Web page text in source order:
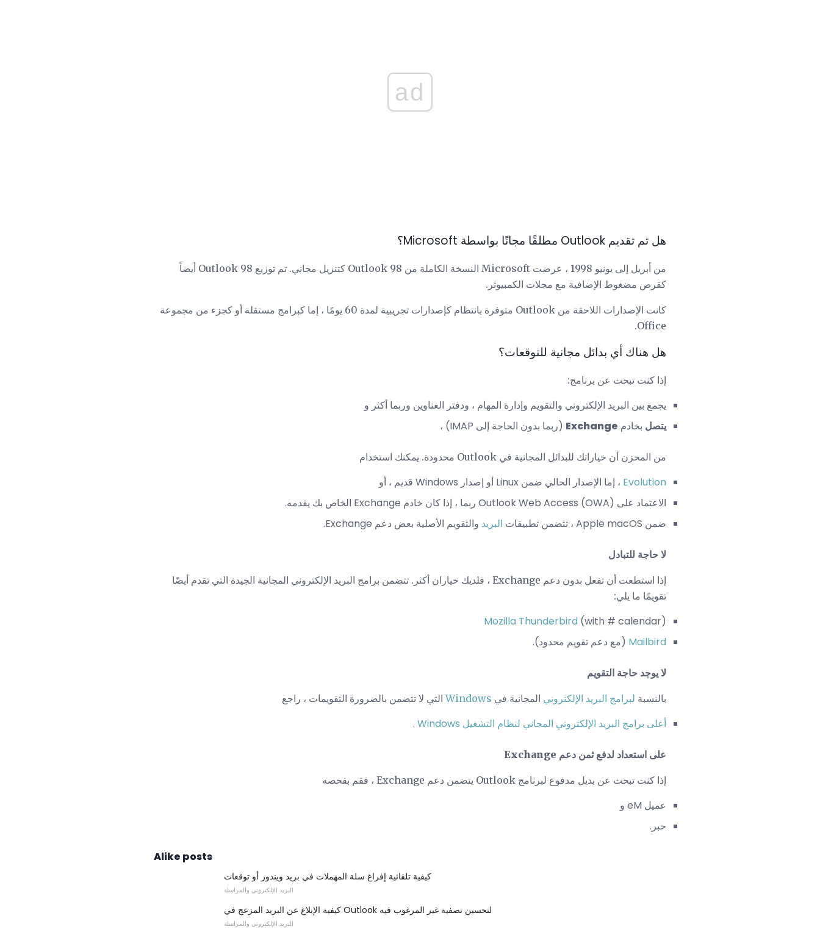
ad
هل تم تقديم Outlook مطلقًا مجانًا بواسطة Microsoft؟
من أبريل إلى يونيو 1998 ، عرضت Microsoft النسخة الكاملة من Outlook 98 كتنزيل مجاني. تم توزيع Outlook 98 أيضاً
كقرص مضغوط الإضافية مع مجلات الكمبيوتر.
كانت الإصدارات اللاحقة من Outlook متوفرة بانتظام كإصدارات تجريبية لمدة 60 يومًا ، إما كبرامج مستقلة أو كجزء من مجموعة
Office.
هل هناك أي بدائل مجانية للتوقعات؟
إذا كنت تبحث عن برنامج:
يجمع بين البريد الإلكتروني والتقويم وإدارة المهام ، ودفتر العناوين وربما أكثر و
يتصل بخادم Exchange (ربما بدون الحاجة إلى IMAP) ،
من المحزن أن خياراتك للبدائل المجانية في Outlook محدودة. يمكنك استخدام
Evolution ، إما الإصدار الحالي ضمن Linux أو إصدار Windows قديم ، أو
الاعتماد على Outlook Web Access (OWA) ربما ، إذا كان خادم Exchange الخاص بك يقدمه.
ضمن Apple macOS ، تتضمن تطبيقات
البريد والتقويم الأصلية بعض دعم Exchange.
لا حاجة للتبادل
إذا استطعت أن تفعل بدون دعم Exchange ، فلديك خياران أكثر. تتضمن برامج البريد الإلكتروني المجانية الجيدة التي تقدم أيضًا
تقويمًا ما يلي:
Mozilla Thunderbird (with # calendar)
Mailbird (مع دعم تقويم محدود).
لا يوجد حاجة التقويم
بالنسبة لبرامج البريد الإلكتروني المجانية في Windowsالتي لا تتضمن بالضرورة التقويمات ، راجع
أعلى برامج البريد الإلكتروني المجاني لنظام التشغيل Windows .
على استعداد لدفع ثمن دعم Exchange
إذا كنت تبحث عن بديل مدفوع لبرنامج Outlook يتضمن دعم Exchange ، فقم بفحصه
عميل eM و
حبر.
Alike posts
كيفية تلقائية إفراغ سلة المهملات في بريد ويندوز أو توقعات
البريد الإلكتروني والمراسلة
كيفية الإبلاغ عن البريد المزعج في Outlook لتحسين تصفية غير المرغوب فيه
البريد الإلكتروني والمراسلة